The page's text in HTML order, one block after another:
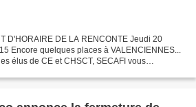
D'HORAIRE DE LA RENCONTE Jeudi 20
Encore quelques places à VALENCIENNES...
élus de CE et CHSCT, SECAFI vous